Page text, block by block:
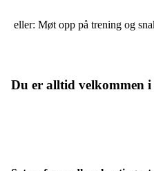
eller: Møt opp på trening og
Du er alltid velkommen